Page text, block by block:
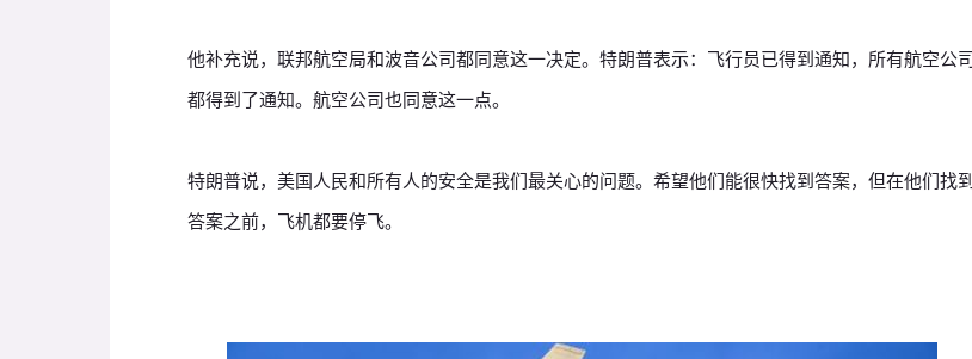
他补充说，联邦航空局和波音公司都同意这一决定。特朗普表示：飞行员已得到通知，所有航空公司
都得到了通知。航空公司也同意这一点。
特朗普说，美国人民和所有人的安全是我们最关心的问题。希望他们能很快找到答案，但在他们找到
答案之前，飞机都要停飞。